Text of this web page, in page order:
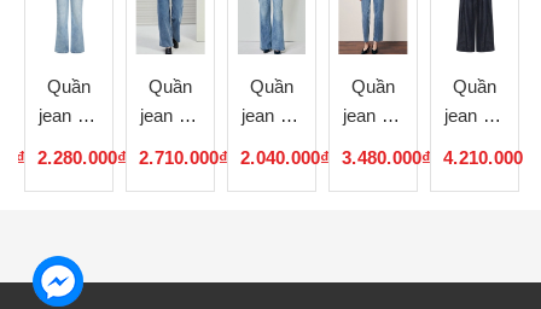
Quần
jean nữ
2.280.000₫
Quần
jean nữ
2.710.000₫
Quần
jean nữ
2.040.000₫
Quần
jean nữ
3.480.000₫
Quần
jean nữ
4.210.000₫